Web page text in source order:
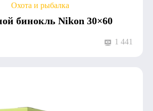
Охота и рыбалка
бинокль Nikon 30×60
1 441